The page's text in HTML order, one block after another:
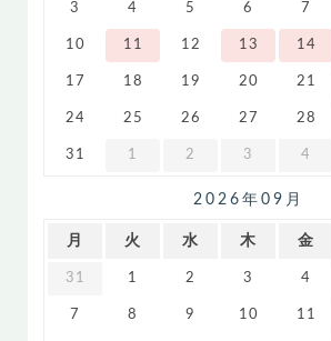
3 4 5 6 7
10 11 12 13 14
17 18 19 20 21
24 25 26 27 28
31 1 2 3 4
2026年09月
月 火 水 木 金
31 1 2 3 4
7 8 9 10 11